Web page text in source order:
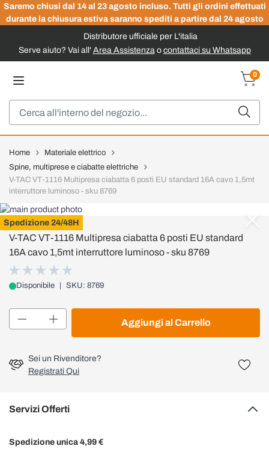
Saremo chiusi dal 14 al 23 agosto incluso. Tutti gli ordini effettuati
durante la chiusura estiva saranno spediti a partire dal 24 agosto
Distributore ufficiale per L'italia
Serve aiuto? Vai all' Area Assistenzao contattaci su Whatsapp
0
Home
Materiale elettrico
Spine, multiprese e ciabatte elettriche
V-TAC VT-1116 Multipresa ciabatta 6 posti EU standard 16A cavo 1,5mt
interruttore luminoso - sku 8769
Spedizione 24/48H
V-TAC
V-TAC VT-1116 Multipresa ciabatta 6 posti EU standard
16A cavo 1,5mt interruttore luminoso - sku 8769
Disponibile SKU: 8769
Aggiungi al Carrello
Sei un Rivenditore?
Registrati Qui
Servizi Offerti
Spedizione unica 4,99 €